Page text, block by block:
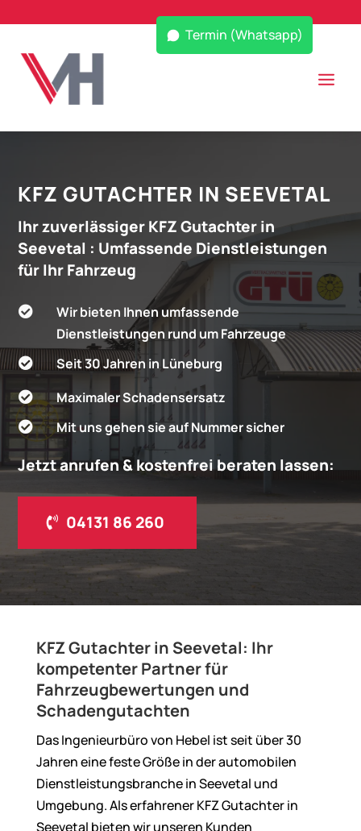
Termin (Whatsapp)
KFZ GUTACHTER IN SEEVETAL
Ihr zuverlässiger KFZ Gutachter in
Seevetal : Umfassende Dienstleistungen
für Ihr Fahrzeug

Wir bieten Ihnen umfassende
Dienstleistungen rund um Fahrzeuge
 Seit 30 Jahren in Lüneburg
 Maximaler Schadensersatz
 Mit uns gehen sie auf Nummer sicher
Jetzt anrufen & kostenfrei beraten lassen:
04131 86 260
KFZ Gutachter in Seevetal: Ihr
kompetenter Partner für
Fahrzeugbewertungen und
Schadengutachten
Das Ingenieurbüro von Hebel ist seit über 30
Jahren eine feste Größe in der automobilen
Dienstleistungsbranche in Seevetal und
Umgebung. Als erfahrener KFZ Gutachter in
Seevetal bieten wir unseren Kunden